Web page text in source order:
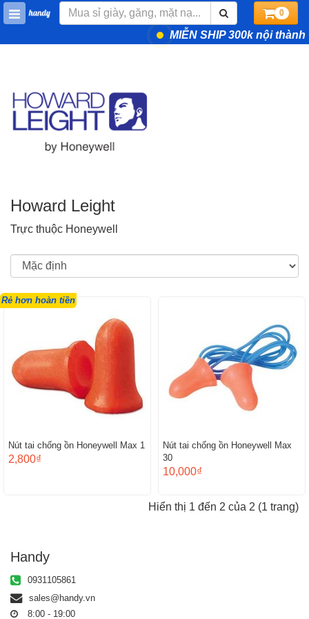
MIỄN SHIP 300k nội thành
0
Howard Leight
Trực thuộc Honeywell
Rẻ hơn hoàn tiền
Nút tai chống ồn Honeywell Max 1
2,800₫
Nút tai chống ồn Honeywell Max
30
10,000₫
Hiển thị 1 đến 2 của 2 (1 trang)
Handy
0931105861
sales@handy.vn
8:00 - 19:00